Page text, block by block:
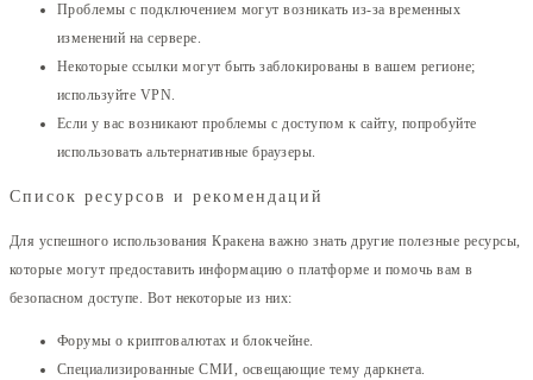
Проблемы с подключением могут возникать из-за временных
изменений на сервере.
Некоторые ссылки могут быть заблокированы в вашем регионе;
используйте VPN.
Если у вас возникают проблемы с доступом к сайту, попробуйте
использовать альтернативные браузеры.
Список ресурсов и рекомендаций
Для успешного использования Кракена важно знать другие полезные ресурсы,
которые могут предоставить информацию о платформе и помочь вам в
безопасном доступе. Вот некоторые из них:
Форумы о криптовалютах и блокчейне.
Специализированные СМИ, освещающие тему даркнета.